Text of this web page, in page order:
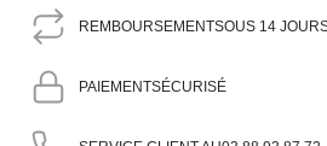
REMBOURSEMENTSOUS 14
PAIEMENTSÉCURISÉ